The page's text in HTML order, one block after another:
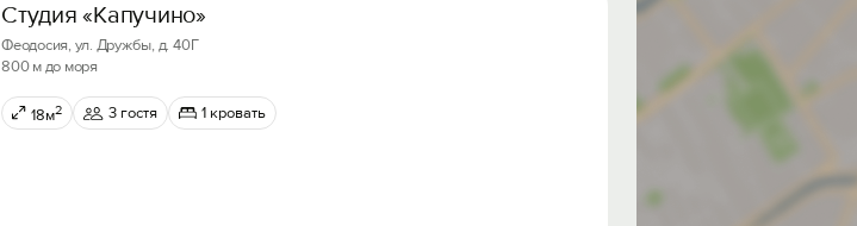
Студия «Капучино»
Феодосия, ул. Дружбы, д. 40Г
800 м до моря
18м2 3 гостя 1 кровать